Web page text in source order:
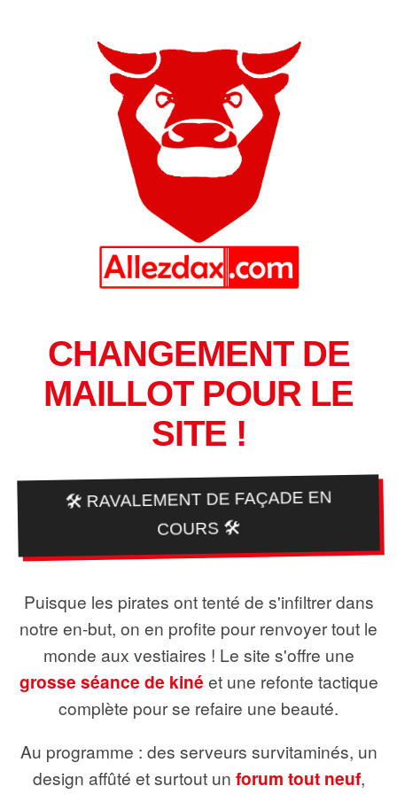
CHANGEMENT DE
MAILLOT POUR LE
SITE !
🛠️ RAVALEMENT DE FAÇADE EN
COURS 🛠️
Puisque les pirates ont tenté de s'infiltrer dans
notre en-but, on en profite pour renvoyer tout le
monde aux vestiaires ! Le site s'offre une
grosse séance de kiné et une refonte tactique
complète pour se refaire une beauté.
Au programme : des serveurs survitaminés, un
design affûté et surtout un forum tout neuf,